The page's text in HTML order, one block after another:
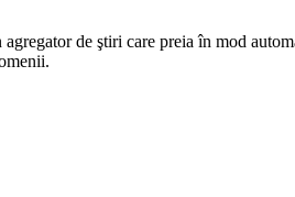
de ştiri care preia în mod